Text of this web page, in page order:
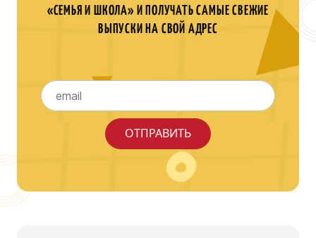
«СЕМЬЯ И ШКОЛА» И ПОЛУЧАТЬ САМЫЕ СВЕЖИЕ
ВЫПУСКИ НА СВОЙ АДРЕС